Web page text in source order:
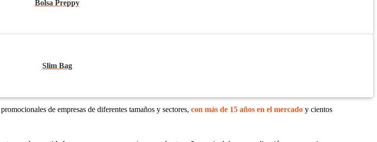
Bolsa Preppy
Slim Bag
de empresas de diferentes tamaños y sectores,con más de 15 años en el mercado y cientos